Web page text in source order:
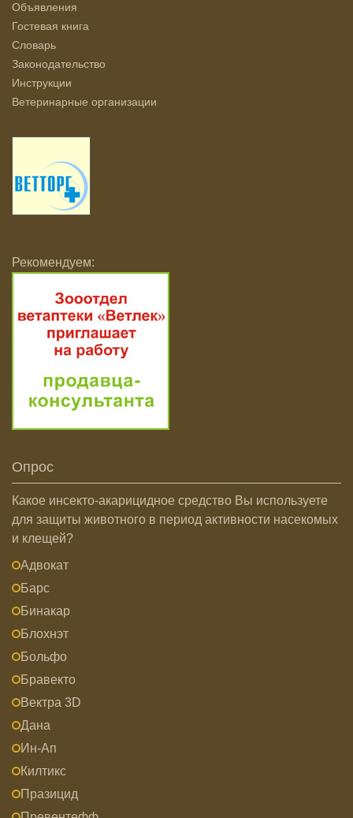
Объявления
Гостевая книга
Словарь
Законодательство
Инструкции
Ветеринарные организации
Рекомендуем:
Опрос
Какое инсекто-акарицидное средство Вы используете
для защиты животного в период активности насекомых
и клещей?
Адвокат
Барс
Бинакар
Блохнэт
Больфо
Бравекто
Вектра 3D
Дана
Ин-Ап
Килтикс
Празицид